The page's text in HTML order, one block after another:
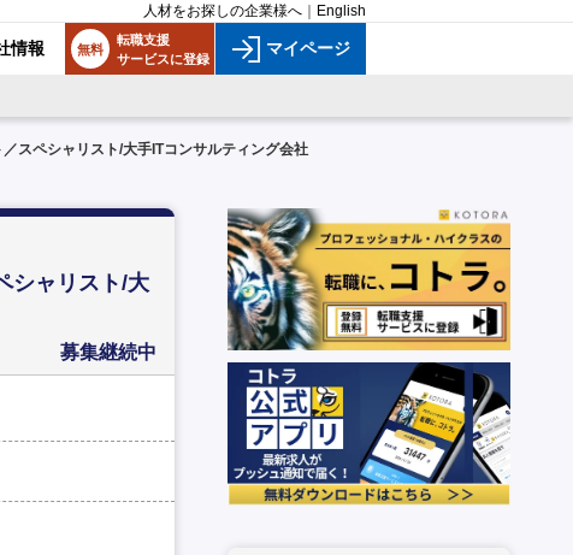
人材をお探しの企業様へ English
情報 無料
転職支援
サービスに登録
マイページ
スペシャリスト/大手ITコンサルティング会社
シャリスト/大
募集継続中